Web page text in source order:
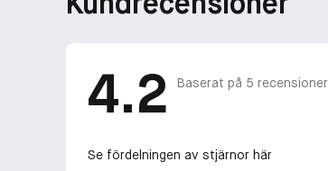
4.2 Baserat på 5 recensioner
Se fördelningen av stjärnor här